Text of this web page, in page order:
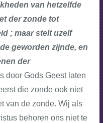
van hetzelfde
der zonde tot
; maar stelt uzelf
geworden zijnde, en
der
door Gods Geest laten
die zonde ook niet
van de zonde. Wij als
behoren ons niet te